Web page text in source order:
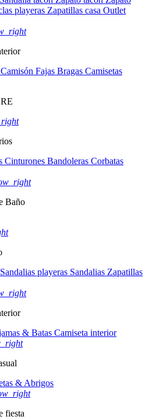
playeras Zapatillas casa Outlet
Camisón Fajas Bragas Camisetas
Cinturones Bandoleras Corbatas
Baño
Sandalias playeras Sandalias Zapatillas
& Batas Camiseta interior
& Abrigos
fiesta